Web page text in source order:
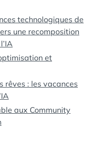
technologiques de
une recomposition
et
rêves : les vacances
aux Community